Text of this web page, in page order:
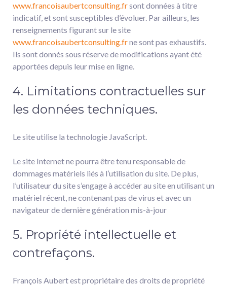
www.francoisaubertconsulting.frsont données à titre
indicatif, et sont susceptibles d’évoluer. Par ailleurs, les
renseignements figurant sur le site
www.francoisaubertconsulting.frne sont pas exhaustifs.
Ils sont donnés sous réserve de modifications ayant été
apportées depuis leur mise en ligne.
4. Limitations contractuelles sur
les données techniques.
Le site utilise la technologie JavaScript.
Le site Internet ne pourra être tenu responsable de
dommages matériels liés à l’utilisation du site. De plus,
l’utilisateur du site s’engage à accéder au site en utilisant un
matériel récent, ne contenant pas de virus et avec un
navigateur de dernière génération mis-à-jour
5. Propriété intellectuelle et
contrefaçons.
François Aubert est propriétaire des droits de propriété